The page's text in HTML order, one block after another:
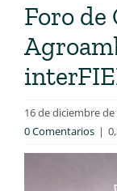
Foro de
16 de diciembre de
0 Comentarios |